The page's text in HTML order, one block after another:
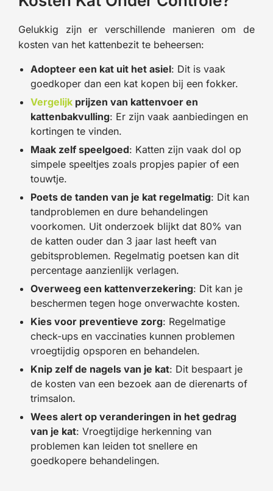
Gelukkig zijn er verschillende manieren om de
kosten van het kattenbezit te beheersen:
Adopteer een kat uit het asiel: Dit is vaak
goedkoper dan een kat kopen bij een fokker.
Vergelijk prijzen van kattenvoer en
kattenbakvulling: Er zijn vaak aanbiedingen en
kortingen te vinden.
Maak zelf speelgoed: Katten zijn vaak dol op
simpele speeltjes zoals propjes papier of een
touwtje.
Poets de tanden van je kat regelmatig: Dit kan
tandproblemen en dure behandelingen
voorkomen. Uit onderzoek blijkt dat 80% van
de katten ouder dan 3 jaar last heeft van
gebitsproblemen. Regelmatig poetsen kan dit
percentage aanzienlijk verlagen.
Overweeg een kattenverzekering: Dit kan je
beschermen tegen hoge onverwachte kosten.
Kies voor preventieve zorg: Regelmatige
check-ups en vaccinaties kunnen problemen
vroegtijdig opsporen en behandelen.
Knip zelf de nagels van je kat: Dit bespaart je
de kosten van een bezoek aan de dierenarts of
trimsalon.
Wees alert op veranderingen in het gedrag
van je kat: Vroegtijdige herkenning van
problemen kan leiden tot snellere en
goedkopere behandelingen.